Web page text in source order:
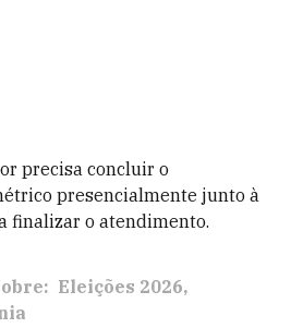
precisa concluir o
presencialmente junto à
finalizar o atendimento.
Eleições 2026